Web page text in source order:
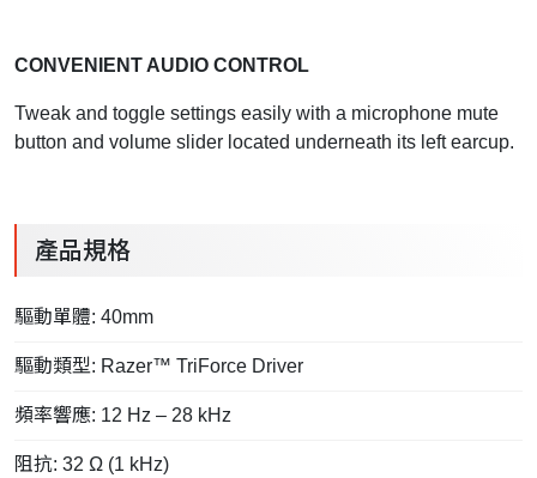
CONVENIENT AUDIO CONTROL
Tweak and toggle settings easily with a microphone mute
button and volume slider located underneath its left earcup.
產品規格
驅動單體: 40mm
驅動類型: Razer™ TriForce Driver
頻率響應: 12 Hz – 28 kHz
阻抗: 32 Ω (1 kHz)